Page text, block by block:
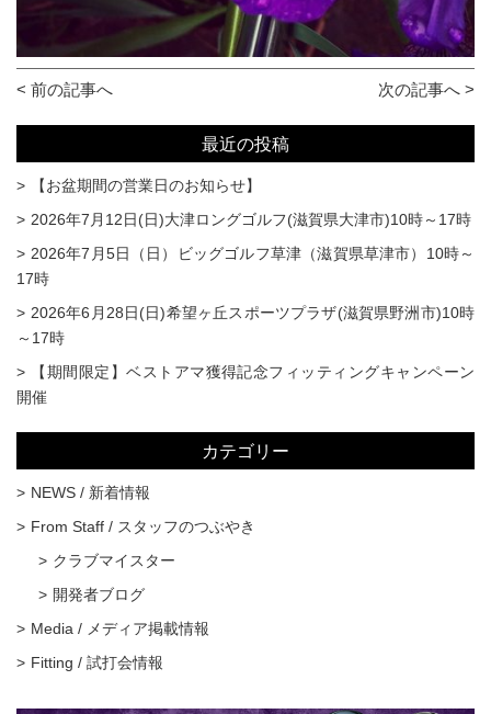
< 前の記事へ 次の記事へ >
最近の投稿
【お盆期間の営業日のお知らせ】
2026年7月12日(日)大津ロングゴルフ(滋賀県大津市)10時～17時
2026年7月5日（日）ビッグゴルフ草津（滋賀県草津市）10時～
17時
2026年6月28日(日)希望ヶ丘スポーツプラザ(滋賀県野洲市)10時
～17時
【期間限定】ベストアマ獲得記念フィッティングキャンペーン
開催
カテゴリー
NEWS / 新着情報
From Staff / スタッフのつぶやき
クラブマイスター
開発者ブログ
Media / メディア掲載情報
Fitting / 試打会情報